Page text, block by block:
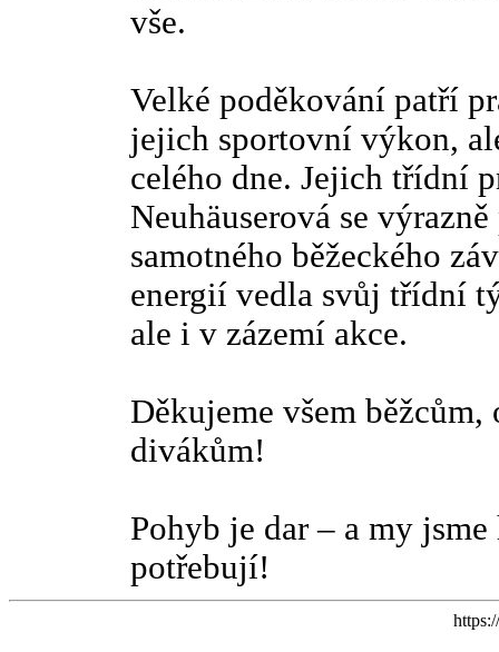
vše.
Velké poděkování patří
jejich sportovní výkon,
celého dne. Jejich třídní
Neuhäuserová se
samotného běžeckého
energií vedla svůj třídní
ale i v zázemí akce.
Děkujeme všem
divákům!
Pohyb je dar – a my
potřebují!